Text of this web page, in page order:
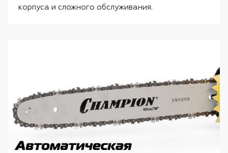
корпуса и сложного обслуживания.